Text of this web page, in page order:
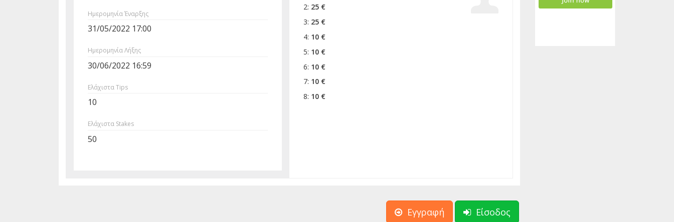
Ημερομηνία Έναρξης
31/05/2022 17:00
Ημερομηνία Λήξης
30/06/2022 16:59
Ελάχιστα Tips
10
Ελάχιστα Stakes
50
2: 25 €
3: 25 €
4: 10 €
5: 10 €
6: 10 €
7: 10 €
8: 10 €
Εγγραφή Είσοδος